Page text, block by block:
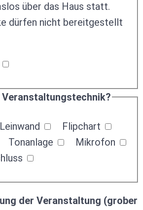
über das Haus statt.
dürfen nicht bereitgestellt
Veranstaltungstechnik?
Flipchart
Tonanlage
Mikrofon
der Veranstaltung (grober